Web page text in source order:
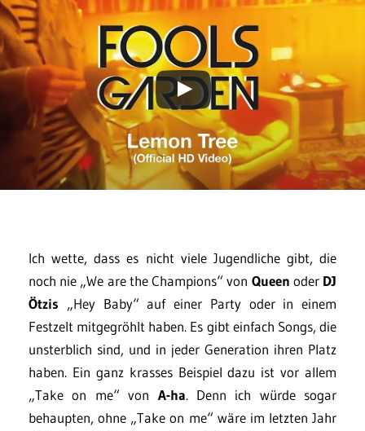
Ich wette, dass es nicht viele Jugendliche gibt, die
noch nie „We are the Champions“ von Queen oder DJ
Ötzis „Hey Baby“ auf einer Party oder in einem
Festzelt mitgegröhlt haben. Es gibt einfach Songs, die
unsterblich sind, und in jeder Generation ihren Platz
haben. Ein ganz krasses Beispiel dazu ist vor allem
„Take on me“ von A-ha. Denn ich würde sogar
behaupten, ohne „Take on me“ wäre im letzten Jahr